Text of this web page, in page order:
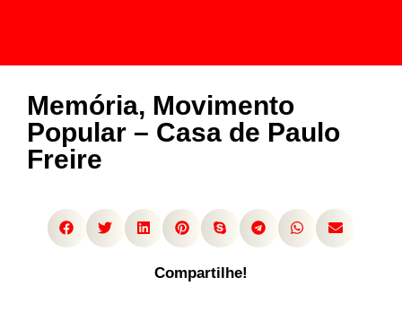
Memória, Movimento
Popular – Casa de Paulo
Freire
Compartilhe!